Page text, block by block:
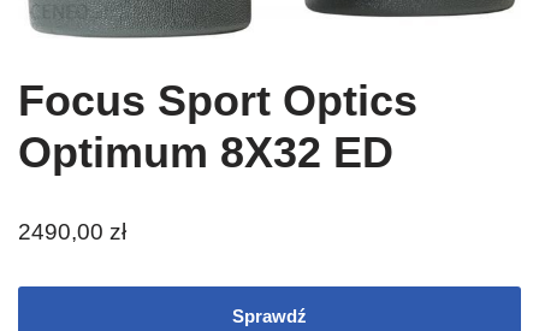
Focus Sport Optics
Optimum 8X32 ED
2490,00 zł
Sprawdź